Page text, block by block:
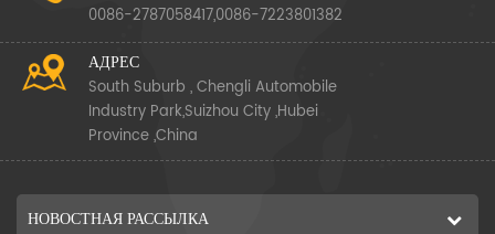
0086-2787058417,0086-7223801382
АДРЕС
South Suburb , Chengli Automobile
Industry Park,Suizhou City ,Hubei
Province ,China
НОВОСТНАЯ РАССЫЛКА